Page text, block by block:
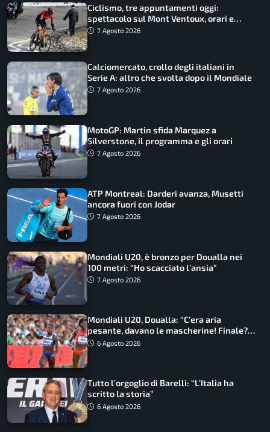
Ciclismo, tre appuntamenti oggi:
spettacolo sul Mont Ventoux, orari e
come vederli
7 Agosto 2026
Calciomercato, crollo degli italiani in
Serie A: altro che svolta dopo il Mondiale
7 Agosto 2026
MotoGP: Martin sfida Marquez a
Silverstone, il programma e gli orari
7 Agosto 2026
ATP Montreal: Darderi avanza, Musetti
ancora fuori con Jodar
7 Agosto 2026
Mondiali U20, è bronzo per Doualla nei
100 metri: “Ho scacciato l’ansia”
7 Agosto 2026
Mondiali U20, Doualla: “C’era aria
pesante, davano le mascherine! Finale?
Non ho nulla da perdere”
6 Agosto 2026
Tutto l’orgoglio di Barelli: “L’Italia ha
scritto la storia”
6 Agosto 2026